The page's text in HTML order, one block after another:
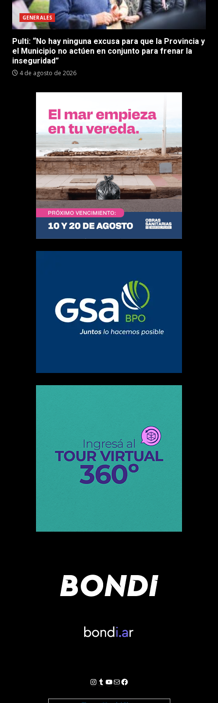
GENERALES
Pulti: “No hay ninguna excusa para que la Provincia y
el Municipio no actúen en conjunto para frenar la
inseguridad”
4 de agosto de 2026
Instagram
Tumblr
YouTube
Correo electrónico
Facebook